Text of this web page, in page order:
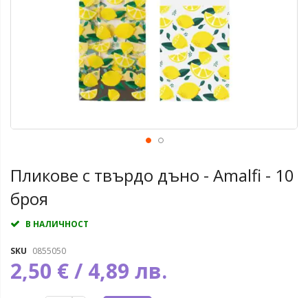
Пликове с твърдо дъно - Amalfi - 10
броя
В НАЛИЧНОСТ
SKU 0855050
2,50 € / 4,89 лв.